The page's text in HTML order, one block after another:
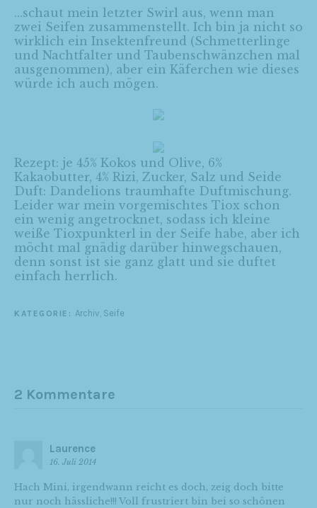
…schaut mein letzter Swirl aus, wenn man
zwei Seifen zusammenstellt. Ich bin ja nicht so
wirklich ein Insektenfreund (Schmetterlinge
und Nachtfalter und Taubenschwänzchen mal
ausgenommen), aber ein Käferchen wie dieses
würde ich auch mögen.
Rezept: je 45% Kokos und Olive, 6%
Kakaobutter, 4% Rizi, Zucker, Salz und Seide
Duft: Dandelions traumhafte Duftmischung.
Leider war mein vorgemischtes Tiox schon
ein wenig angetrocknet, sodass ich kleine
weiße Tioxpunkterl in der Seife habe, aber ich
möcht mal gnädig darüber hinwegschauen,
denn sonst ist sie ganz glatt und sie duftet
einfach herrlich.
KATEGORIE: Archiv Seife
2 Kommentare
Laurence
16. Juli 2014
Hach Mini, irgendwann reicht es doch, zeig doch bitte
nur noch hässliche!!! Voll frustriert bin bei so schönen